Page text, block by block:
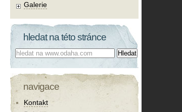
Galerie
hledat na této stránce
Co hledat:
navigace
Kontakt